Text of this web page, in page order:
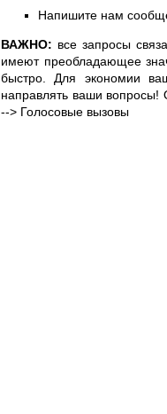
Напишите нам
ВАЖНО: все запросы
имеют преобладающее
быстро. Для экономии
направлять ваши вопросы!
--> Голосовые вызовы